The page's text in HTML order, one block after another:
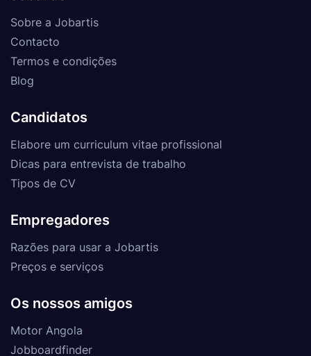
Sobre a Jobartis
Contacto
Termos e condições
Blog
Candidatos
Elabore um curriculum vitae profissional
Dicas para entrevista de trabalho
Tipos de CV
Empregadores
Razões para usar a Jobartis
Preços e serviços
Os nossos amigos
Motor Angola
Jobboardfinder